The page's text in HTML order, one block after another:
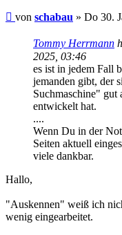
Ungelesener
von schabau » Do 30.
Tommy Herrmann
2025, 03:46
es ist in jedem Fall
jemanden gibt, der
Suchmaschine" gut
entwickelt hat.
....
Wenn Du in der
Seiten aktuell
viele dankbar.
Hallo,
"Auskennen" weiß ich
wenig eingearbeitet.